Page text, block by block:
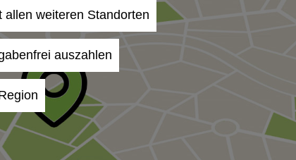
weiteren Standorten
auszahlen